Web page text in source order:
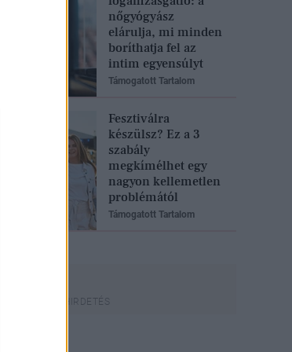
nőgyógyász
elárulja, mi minden
boríthatja fel az
intim egyensúlyt
Támogatott Tartalom
Fesztiválra
készülsz? Ez a 3
szabály
megkímélhet egy
nagyon kellemetlen
problémától
Támogatott Tartalom